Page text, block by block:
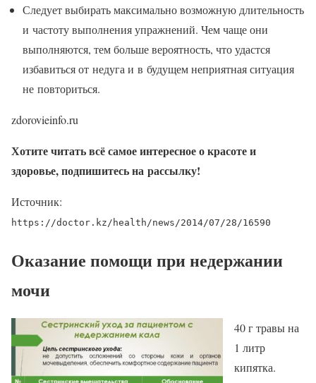
Следует выбирать максимально возможную длительность
и частоту выполнения упражнений. Чем чаще они
выполняются, тем больше вероятность, что удастся
избавиться от недуга и в будущем неприятная ситуация
не повториться.
zdorovieinfo.ru
Хотите читать всё самое интересное о красоте и
здоровье, подпишитесь на рассылку!
Источник:
https://doctor.kz/health/news/2014/07/28/16590
Оказание помощи при недержании
мочи
40 г травы на
1 литр
кипятка.